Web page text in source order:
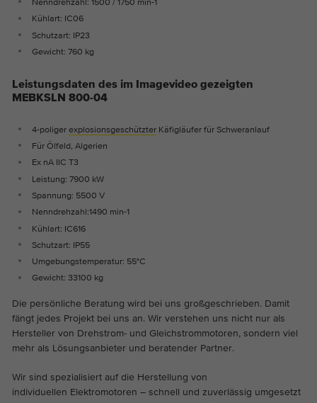
Kühlart: IC06
Schutzart: IP23
Gewicht: 760 kg
Leistungsdaten des im Imagevideo gezeigten
MEBKSLN 800-04
4-poligerexplosionsgeschützter Käfigläufer für Schweranlauf
Für Ölfeld, Algerien
Ex nA IIC T3
Leistung: 7900 kW
Spannung: 5500 V
Nenndrehzahl:1490 min-1
Kühlart: IC616
Schutzart: IP55
Umgebungstemperatur: 55°C
Gewicht: 33100 kg
Die persönliche Beratung wird bei uns großgeschrieben. Damit
fängt jedes Projekt bei uns an. Wir verstehen uns nicht nur als
Hersteller von Drehstrom- und Gleichstrommotoren, sondern viel
mehr als Lösungsanbieter und beratender Partner.
Wir sind spezialisiert auf die Herstellung von
individuellen Elektromotoren – schnell und zuverlässig umgesetzt